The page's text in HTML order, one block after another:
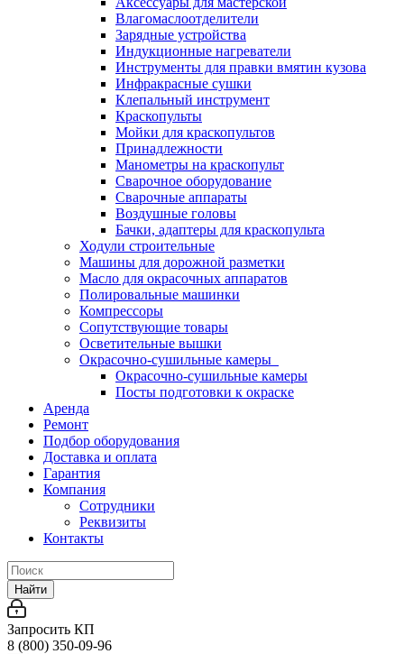
Влагомаслоотделители
Зарядные устройства
Индукционные нагреватели
Инструменты для правки вмятин кузова
Инфракрасные сушки
Клепальный инструмент
Краскопульты
Мойки для краскопультов
Принадлежности
Манометры на краскопульт
Сварочное оборудование
Сварочные аппараты
Воздушные головы
Бачки, адаптеры для краскопульта
Ходули строительные
Машины для дорожной разметки
Масло для окрасочных аппаратов
Полировальные машинки
Компрессоры
Сопутствующие товары
Осветительные вышки
Окрасочно-сушильные камеры
Окрасочно-сушильные камеры
Посты подготовки к окраске
Аренда
Ремонт
Подбор оборудования
Доставка и оплата
Гарантия
Компания
Сотрудники
Реквизиты
Контакты
Найти
Запросить КП
8 (800) 350-09-96